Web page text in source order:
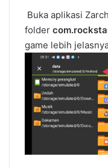
Buka aplikasi
folder
game lebih